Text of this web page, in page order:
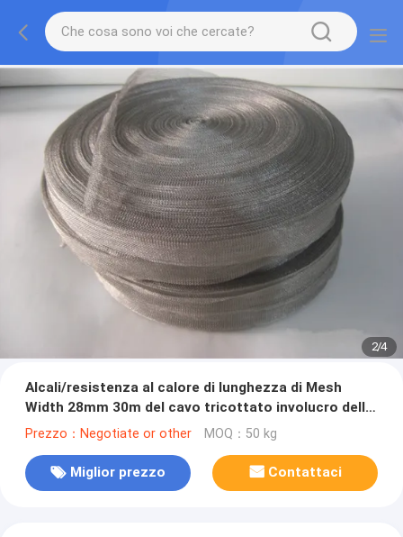
2/4
Alcali/resistenza al calore di lunghezza di Mesh
Width 28mm 30m del cavo tricottato involucro dello
schermo
Prezzo：Negotiate or other MOQ：50 kg
Miglior prezzo Contattaci